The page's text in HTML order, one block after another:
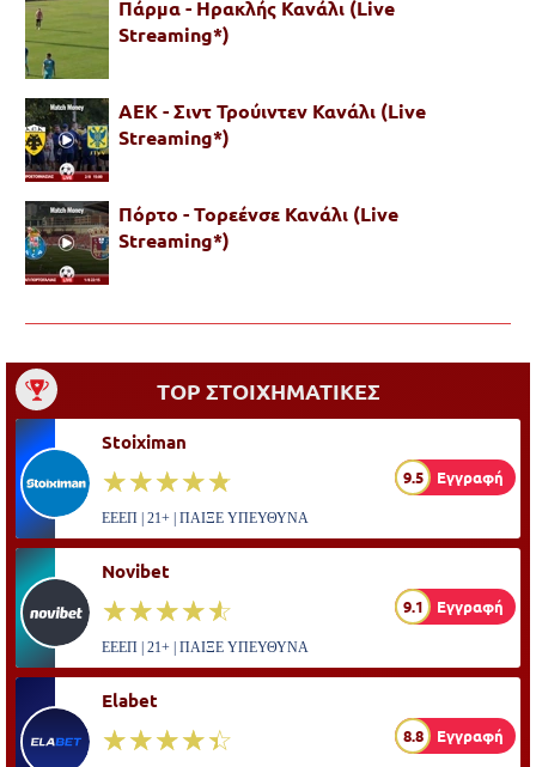
Πάρμα - Ηρακλής Κανάλι (Live
Streaming*)
ΑΕΚ - Σιντ Τρούιντεν Κανάλι (Live
Streaming*)
Πόρτο - Τορεένσε Κανάλι (Live
Streaming*)
TOP ΣΤΟΙΧΗΜΑΤΙΚΕΣ
Stoiximan
☆☆☆☆☆
★★★★★ 9.5 Εγγραφή
ΕΕΕΠ | 21+ | ΠΑΙΞΕ ΥΠΕΥΘΥΝΑ
Novibet
☆☆☆☆☆
★★★★★ 9.1 Εγγραφή
ΕΕΕΠ | 21+ | ΠΑΙΞΕ ΥΠΕΥΘΥΝΑ
Elabet
☆☆☆☆☆
★★★★★ 8.8 Εγγραφή